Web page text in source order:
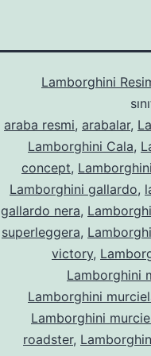
Lamborghini
araba resmi, arabalar,
Lamborghini Cala,
concept,
Lamborghini gallardo,
gallardo nera,
superleggera,
victory,
Lamborghini
Lamborghini
Lamborghini
roadster,